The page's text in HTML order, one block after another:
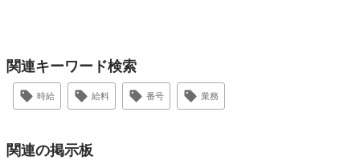
関連キーワード検索
時給 給料 番号 業務
関連の掲示板